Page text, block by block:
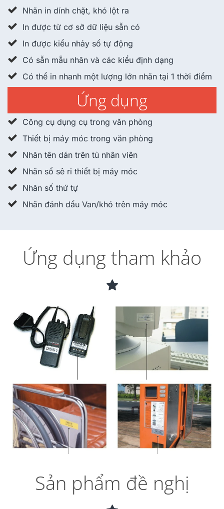
Nhãn in dính chặt, khó lột ra
In được từ cơ sở dữ liệu sẵn có
In được kiểu nhảy số tự động
Có sẵn mẫu nhãn và các kiểu định dạng
Có thể in nhanh một lượng lớn nhãn tại 1 thời điểm
Ứng dụng
Công cụ dụng cụ trong văn phòng
Thiết bị máy móc trong văn phòng
Nhãn tên dán trên tủ nhân viên
Nhãn số sê ri thiết bị máy móc
Nhãn số thứ tự
Nhãn đánh dấu Van/khó trên máy móc
Ứng dụng tham khảo
Sản phẩm đề nghị